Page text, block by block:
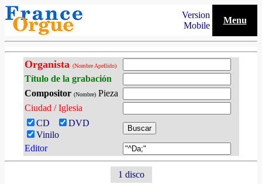
Version
Mobile
Menu
Organista (Nombre Apellido)
Título de la grabación
Compositor (Nombre)Pieza
Ciudad / Iglesia
CD
DVD
Vinilo
Editor
1 disco